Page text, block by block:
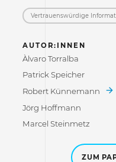
Vertrauenswürdige
AUTOR:INNEN
Àlvaro Torralba
Patrick Speicher
Robert Künnemann
Jörg Hoffmann
Marcel Steinmetz
ZUM